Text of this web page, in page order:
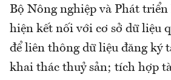
Bộ Nông nghiệp và Phát
hiện kết nối với cơ sở dữ liệu
để liên thông dữ liệu đăng ký
khai thác thuỷ sản; tích hợp